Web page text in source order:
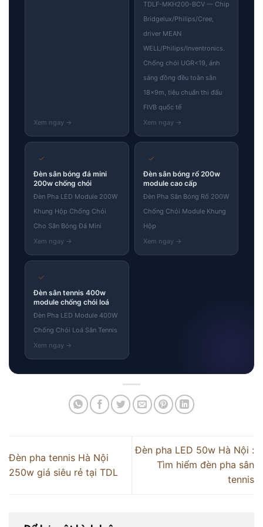
TDLF-MKH200-BCV — Chip
Bridgelux/Philips/Cree,
driver MEAN
WELL/Philips/Inventronics.
Chống chói UGR<19, ánh
sáng đồng đều toàn sân
18×9m, tiêu chuẩn thi đấu
FIVB quốc tế
✓
Đèn sân bóng đá mini
200w chống chói
Đèn Pha LED Module 200W
Khung Hộp Chống Chói
Cho Sân Bóng Đá Mini
✓
Đèn sân bóng rổ 200w
module cao cấp
Đèn Pha Sân Bóng Rổ 200W
Chống Chói Module Khung
Hộp
✓
Đèn sân tennis 400w
module chống chói loá
Đèn Pha LED Module 400W
Chống Chói Loá Sân Tennis
Đèn pha tennis Hà Nội
250w giá siêu rẻ tại TDL
Đèn pha LED 50w Hà Nội :
Tìm hiểm đèn pha sân
tennis